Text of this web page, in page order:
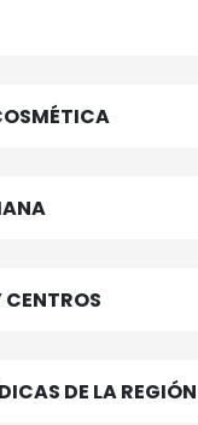
DE LA